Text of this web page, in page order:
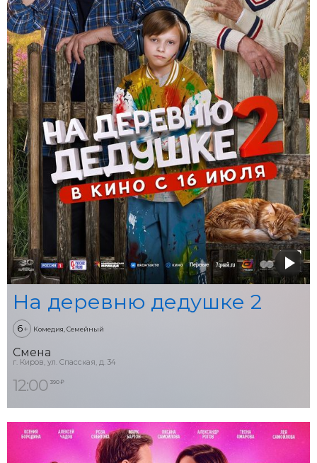
На деревню дедушке 2
6+ Комедия, Семейный
Смена
г. Киров, ул. Спасская, д. 34
12:00 390 ₽